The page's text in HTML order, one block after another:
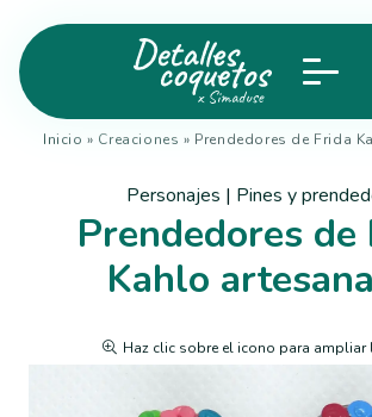
Inicio » Creaciones » Prendedores de Frida
Personajes | Pines y
Prendedores de
Kahlo
Haz clic sobre el icono para